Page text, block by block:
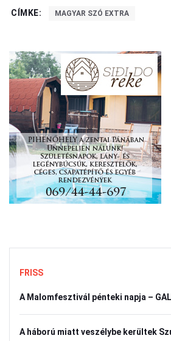
CÍMKE: MAGYAR SZÓ EXTRA
FRISS
A Malomfesztivál pénteki napja –
A háború miatt veszélybe kerültek